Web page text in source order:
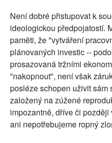
Není dobré přistupovat k
ideologickou předpojatostí.
paměti, že "vytváření
plánovaných investic --
prosazovaná tržními
"nakopnout", není však
posléze schopen uživit sám
založený na zúžené
impozantně, dříve či
ani nepotřebujeme ropný